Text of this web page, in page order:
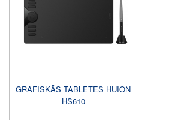
GRAFISKĀS TABLETES HUION
HS610